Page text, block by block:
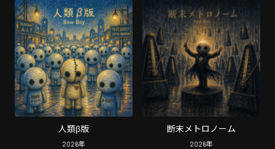
人類β版
2026年
断末メトロノーム
2026年